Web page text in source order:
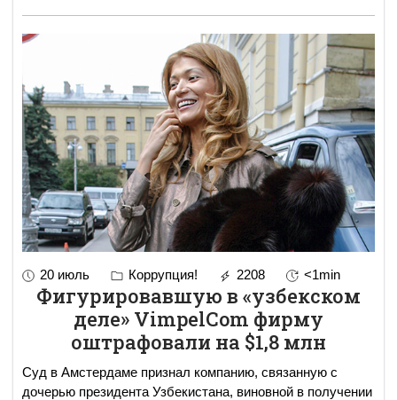
20 июль Коррупция! 2208 <1min
Фигурировавшую в «узбекском
деле» VimpelCom фирму
оштрафовали на $1,8 млн
Суд в Амстердаме признал компанию, связанную с
дочерью президента Узбекистана, виновной в получении